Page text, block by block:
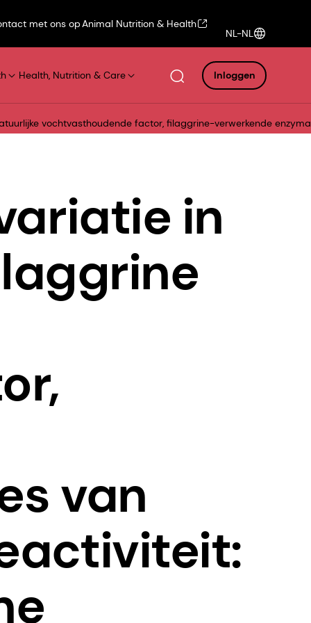
met ons opAnimal Nutrition & Health
NL-NL
Health, Nutrition & Care Inloggen
vochtvasthoudende factor, ﬁlaggrine-verwerkende
in
van